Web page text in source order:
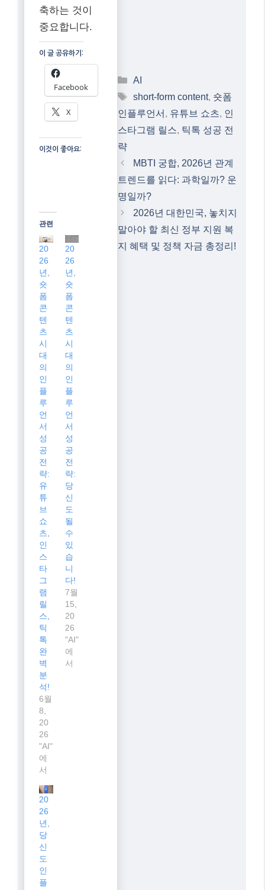
축하는 것이
중요합니다.
이 글 공유하기:
Facebook
X
이것이 좋아요:
관련
20
26
년,
숏
폼
콘
텐
츠
시
대
의
인
플
루
언
서
성
공
전
략:
유
튜
브
쇼
츠,
인
스
타
그
램
릴
스,
틱
톡
완
벽
분
석!
6월
8,
20
26
"AI"
에
서
20
26
년,
숏
폼
콘
텐
츠
시
대
의
인
플
루
언
서
성
공
전
략:
당
신
도
될
수
있
습
니
다!
7월
15,
20
26
"AI"
에
서
20
26
년,
당
신
도
인
플
Categories
AI
Tags
short-form content, 숏폼
인플루언서 , 유튜브 쇼츠, 인
스타그램 릴스, 틱톡 성공 전
략
MBTI 궁합, 2026년 관계
트렌드를 읽다: 과학일까? 운
명일까?
2026년 대한민국, 놓치지
말아야 할 최신 정부 지원 복
지 혜택 및 정책 자금 총정리!